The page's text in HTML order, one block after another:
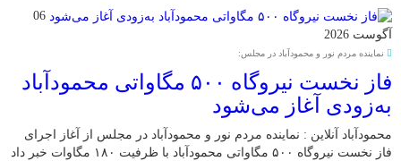
06
آگوست 2026
نماینده مردم نور و محمودآباد در مجلس:
فاز نخست نیروگاه ۵۰۰ مگاواتی محمودآباد
به‌زودی آغاز می‌شود
محمودآباد آنلاین : نماینده مردم نور و محمودآباد در مجلس از آغاز اجرای
فاز نخست نیروگاه ۵۰۰ مگاواتی محمودآباد با ظرفیت ۱۸۰ مگاوات خبر داد